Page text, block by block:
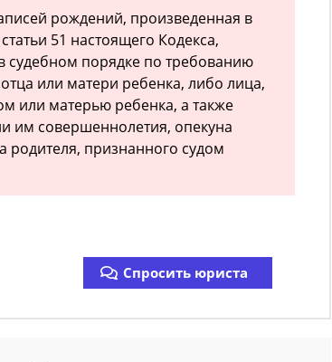
рождений, произведенная в
51 настоящего Кодекса,
судебном порядке по требованию
или матери ребенка, либо лица,
или матерью ребенка, а также
им совершеннолетия, опекуна
родителя, признанного судом
Спросить юриста